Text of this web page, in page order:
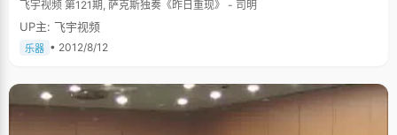
飞宇视频 第121期, 萨克斯独奏《昨日重现》 - 司明
UP主: 飞宇视频
乐器 • 2012/8/12